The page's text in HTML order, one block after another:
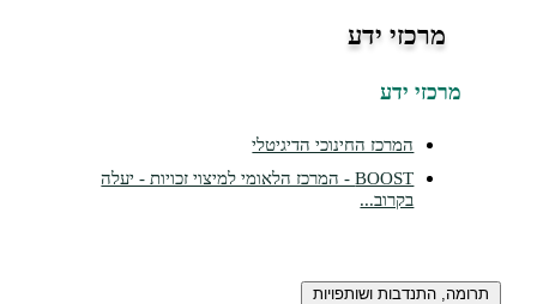
ידע
המרכז החינוכי הדיגיטלי
BOOST - המרכז הלאומי למיצוי זכויות - יעלה
ושותפויות